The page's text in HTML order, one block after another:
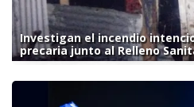
Investigan el incendio
precaria junto al Relleno